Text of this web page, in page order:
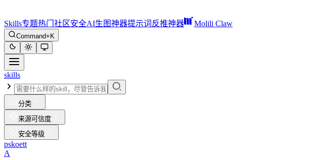
Skills专题热门 社区安全AI生图神器提示词反推神器 Molili Claw
Command+K
skills
分类
来源可信度
安全等级
pskoett
A